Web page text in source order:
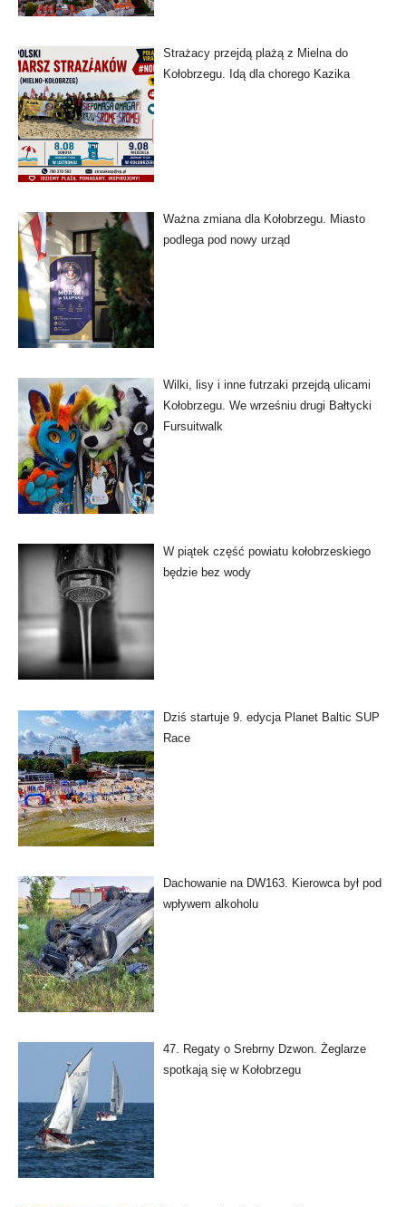
Strażacy przejdą plażą z Mielna do
Kołobrzegu. Idą dla chorego Kazika
Ważna zmiana dla Kołobrzegu. Miasto
podlega pod nowy urząd
Wilki, lisy i inne futrzaki przejdą ulicami
Kołobrzegu. We wrześniu drugi Bałtycki
Fursuitwalk
W piątek część powiatu kołobrzeskiego
będzie bez wody
Dziś startuje 9. edycja Planet Baltic SUP
Race
Dachowanie na DW163. Kierowca był pod
wpływem alkoholu
47. Regaty o Srebrny Dzwon. Żeglarze
spotkają się w Kołobrzegu